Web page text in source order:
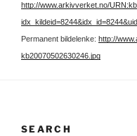
http://www.arkivverket.no/
Permanent bildelenke: http://
kb20070502630246.jpg
SEARCH